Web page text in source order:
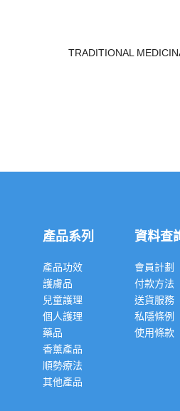
TRADITIONAL
產品系列
產品功效
護膚品
兒童護理
個人護理
藥品
香薰產品
順勢療法
其他產品
資料查
會員計劃
付款方法
送貨服務
私隱條例
使用條款